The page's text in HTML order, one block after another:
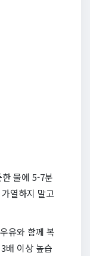
물에 5-7분
열하지 말고
유와 함께 복
배 이상 높습